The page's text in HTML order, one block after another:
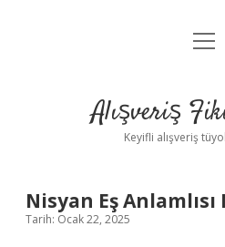
Anasayfa
Yasal
Alışveriş
Keyifli alışveriş
Nisyan Eş
Tarih: Ocak 22, 2025